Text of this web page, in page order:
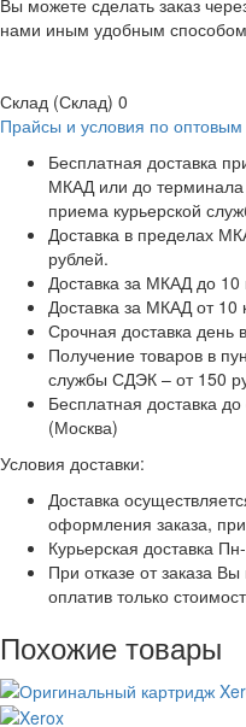
Вы можете сделать заказ
нами иным удобным
Склад (Склад) 0
Прайсы и условия по
Бесплатная доставка
МКАД или до терминала
приема курьерской
Доставка в пределах
рублей.
Доставка за МКАД до 10
Доставка за МКАД от 10
Срочная доставка день
Получение товаров в
службы СДЭК – от 150
Бесплатная доставка
(Москва)
Условия доставки:
Доставка
оформления заказа,
Курьерская доставка
При отказе от заказа
оплатив только
Похожие товары